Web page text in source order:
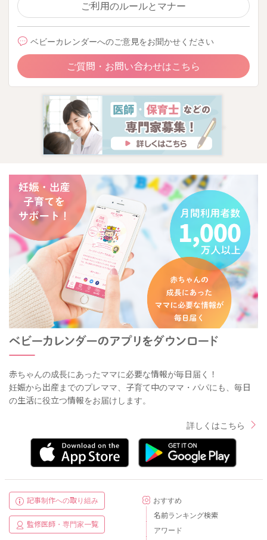
ご利用のルールとマナー
ベビーカレンダーへのご意見をお聞かせください
ご質問・お問い合わせはこちら
赤ちゃんの成長にあったママに必要な情報が毎日届く！
妊娠から出産までのプレママ、子育て中のママ・パパにも、毎日
の生活に役立つ情報をお届けします。
詳しくはこちら
記事制作への取り組み
監修医師・専門家一覧
おすすめ
名前ランキング検索
アワード